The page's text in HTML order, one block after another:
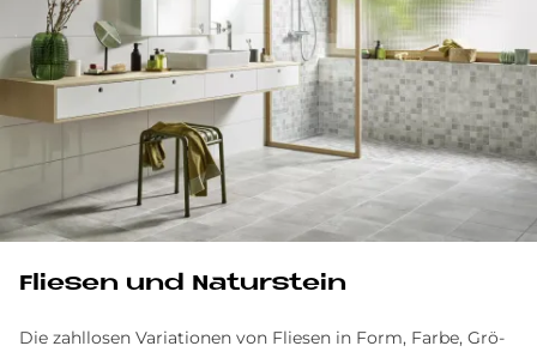
Flie­sen und Na­tur­stein
Die zahllosen Va­ria­tio­nen von Flie­sen in Form, Far­be, Grö­